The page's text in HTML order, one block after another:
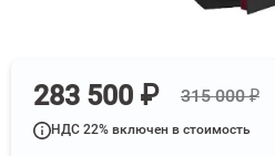
283 500 ₽ 315 000 ₽
НДС 22% включен в стоимость